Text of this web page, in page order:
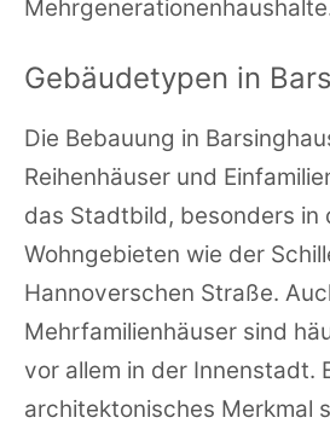
Gebäudetypen in
Die Bebauung in
Reihenhäuser und
das Stadtbild, besonders in
Wohngebieten wie der
Hannoverschen Straße.
Mehrfamilienhäuser sind
vor allem in der Innenstadt.
architektonisches Merkmal